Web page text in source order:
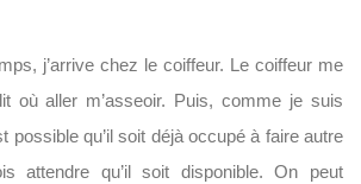
j’arrive chez le coiffeur. Le coiffeur me
où aller m’asseoir. Puis, comme je suis
possible qu’il soit déjà occupé à faire autre
attendre qu’il soit disponible. On peut